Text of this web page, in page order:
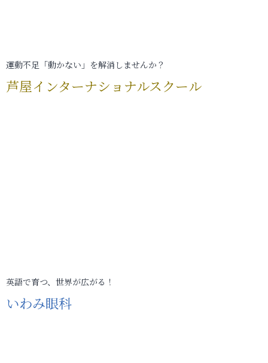
運動不足「動かない」を解消しませんか？
芦屋インターナショナルスクール
英語で育つ、世界が広がる！
いわみ眼科